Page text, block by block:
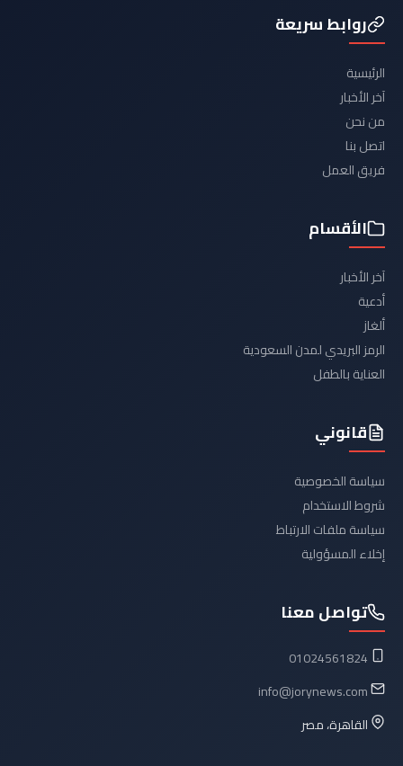
روابط سريعة
الرئيسية
آخر الأخبار
من نحن
اتصل بنا
فريق العمل
الأقسام
آخر الأخبار
أدعية
ألغاز
الرمز البريدي لمدن السعودية
العناية بالطفل
قانوني
سياسة الخصوصية
شروط الاستخدام
سياسة ملفات الارتباط
إخلاء المسؤولية
تواصل معنا
01024561824
info@jorynews.com
القاهرة، مصر